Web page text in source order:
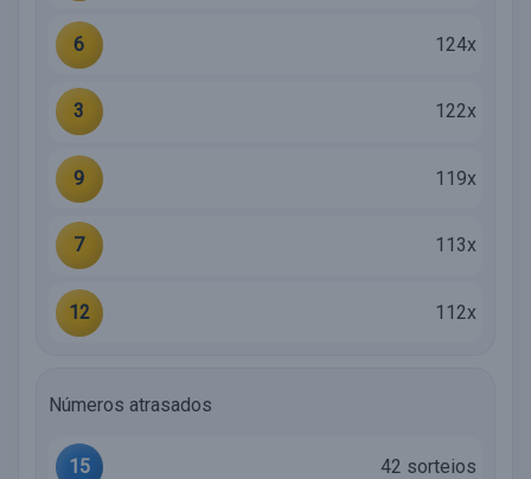
6 124x
3 122x
9 119x
7 113x
12 112x
Números atrasados
15 42 sorteios